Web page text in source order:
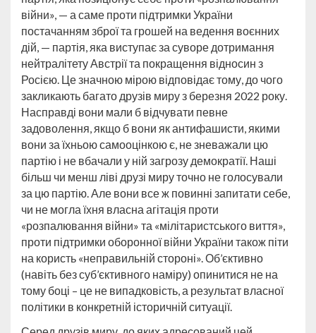
війни», — а саме проти підтримки України
постачанням зброї та грошей на ведення воєнних
дій, — партія, яка виступає за суворе дотримання
нейтралітету Австрії та покращення відносин з
Росією. Це значною мірою відповідає тому, до чого
закликають багато друзів миру з березня 2022 року.
Насправді вони мали б відчувати певне
задоволення, якщо б вони як антифашисти, якими
вони за їхньою самооцінкою є, не зневажали цю
партію і не вбачали у ній загрозу демократії. Наші
більш чи менш ліві друзі миру точно не голосували
за цю партію. Але вони все ж повинні запитати себе,
чи не могла їхня власна агітація проти
«розпалювання війни» та «мілітаристського виття»,
проти підтримки оборонної війни України також піти
на користь «неправильній стороні». Об’єктивно
(навіть без суб’єктивного наміру) опинитися не на
тому боці – це не випадковість, а результат власної
політики в конкретній історичній ситуації.